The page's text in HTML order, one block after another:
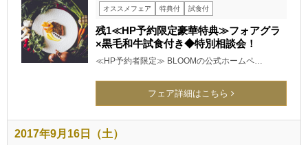
オススメフェア 特典付 試食付
残1≪HP予約限定豪華特典≫フォアグラ
×黒毛和牛試食付き◆特別相談会！
≪HP予約者限定≫ BLOOMの公式ホームペ…
フェア詳細はこちら
2017年9月16日（土）